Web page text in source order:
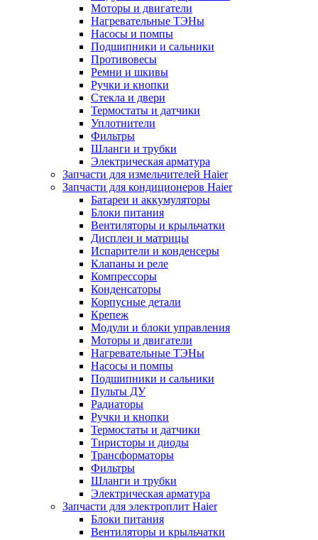
Моторы и двигатели
Нагревательные ТЭНы
Насосы и помпы
Подшипники и сальники
Противовесы
Ремни и шкивы
Ручки и кнопки
Стекла и двери
Термостаты и датчики
Уплотнители
Фильтры
Шланги и трубки
Электрическая арматура
Запчасти для измельчителей Haier
Запчасти для кондиционеров Haier
Батареи и аккумуляторы
Блоки питания
Вентиляторы и крыльчатки
Дисплеи и матрицы
Испарители и конденсеры
Клапаны и реле
Компрессоры
Конденсаторы
Корпусные детали
Крепеж
Модули и блоки управления
Моторы и двигатели
Нагревательные ТЭНы
Насосы и помпы
Подшипники и сальники
Пульты ДУ
Радиаторы
Ручки и кнопки
Термостаты и датчики
Тиристоры и диоды
Трансформаторы
Фильтры
Шланги и трубки
Электрическая арматура
Запчасти для электроплит Haier
Блоки питания
Вентиляторы и крыльчатки